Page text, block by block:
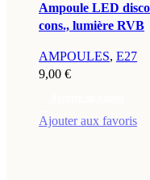
Ampoule LED
cons., lumière RVB
AMPOULES, E27
9,00 €
Ajouter aux favoris